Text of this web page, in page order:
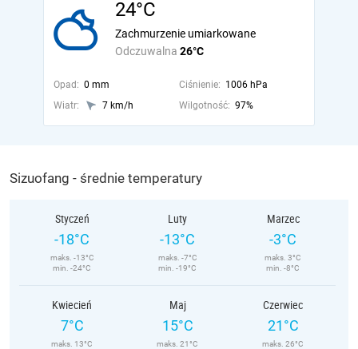
24°C
Odczuwalna 26°C
Zachmurzenie umiarkowane
Opad: 0 mm Ciśnienie: 1006 hPa
Wiatr:
7 km/h Wilgotność: 97%
Sizuofang - średnie temperatury
Styczeń
-18°C
maks. -13°C
min. -24°C
Luty
-13°C
maks. -7°C
min. -19°C
Marzec
-3°C
maks. 3°C
min. -8°C
Kwiecień
7°C
maks. 13°C
Maj
15°C
maks. 21°C
Czerwiec
21°C
maks. 26°C